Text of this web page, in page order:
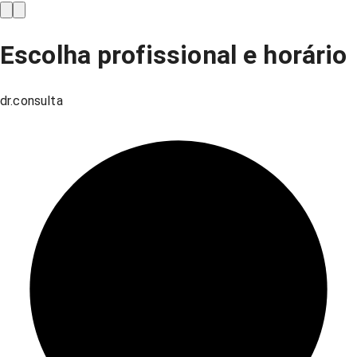
Escolha profissional e horário
dr.consulta